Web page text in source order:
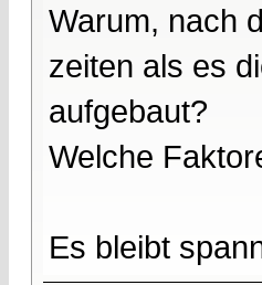
Warum, nach
zeiten als es
aufgebaut?
Welche
Es bleibt